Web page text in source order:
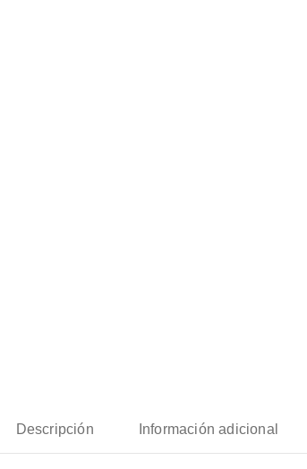
Descripción Información adicional